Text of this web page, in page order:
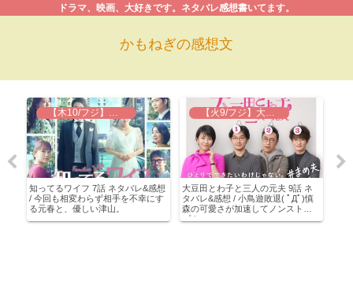
かもねぎの感想文
ドラマ、映画、大好きです。ネタバレ感想書いてます。
【木10/フジ】知ってるワイフ
知ってるワイフ 7話 ネタバレ&感想
/ 今回も相変わらず相手を不幸にす
る元春と、優しい津山。
【火9/フジ】大豆田とわ子と三人の元夫
大豆田とわ子と三人の元夫 9話 ネ
タバレ&感想 / 小鳥遊敗退( ﾟДﾟ)慎
森の可愛さが加速してノンストッ
プ！